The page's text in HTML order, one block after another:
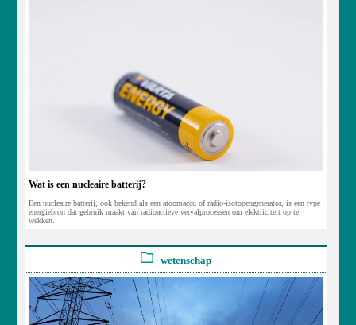
Wat is een nucleaire batterij?
Een nucleaire batterij, ook bekend als een atoomaccu of radio-isotopengenerator, is een type
energiebron dat gebruik maakt van radioactieve vervalprocessen om elektriciteit op te
wekken.
wetenschap